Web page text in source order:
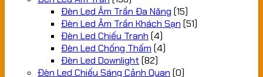
Đèn Led Âm Trần Đa Năng (15)
Đèn Led Âm Trần Khách Sạn (51)
Đèn Led Chiếu Tranh (4)
Đèn Led Chống Thấm (4)
Đèn Led Downlight (82)
Đèn Led Chiếu Sáng Cảnh Quan (0)